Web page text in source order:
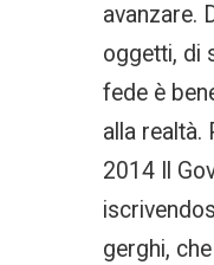
avanzare.
oggetti, di
fede è
alla realtà.
2014 Il
gerghi,